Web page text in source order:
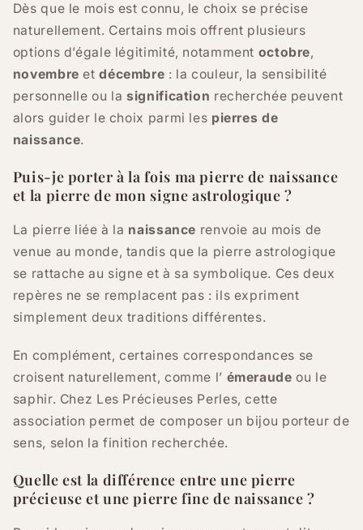
Dès que le mois est connu, le choix se précise
naturellement. Certains mois offrent plusieurs
options d’égale légitimité, notamment octobre,
novembre etdécembre : la couleur, la sensibilité
personnelle ou la signification recherchée peuvent
alors guider le choix parmi les pierres de
naissance.
Puis-je porter à la fois ma pierre de naissance
et la pierre de mon signe astrologique ?
La pierre liée à la naissance renvoie au mois de
venue au monde, tandis que la pierre astrologique
se rattache au signe et à sa symbolique. Ces deux
repères ne se remplacent pas : ils expriment
simplement deux traditions différentes.
En complément, certaines correspondances se
croisent naturellement, comme l’ émeraude ou le
saphir. Chez Les Précieuses Perles, cette
association permet de composer un bijou porteur de
sens, selon la finition recherchée.
Quelle est la différence entre une pierre
précieuse et une pierre fine de naissance ?